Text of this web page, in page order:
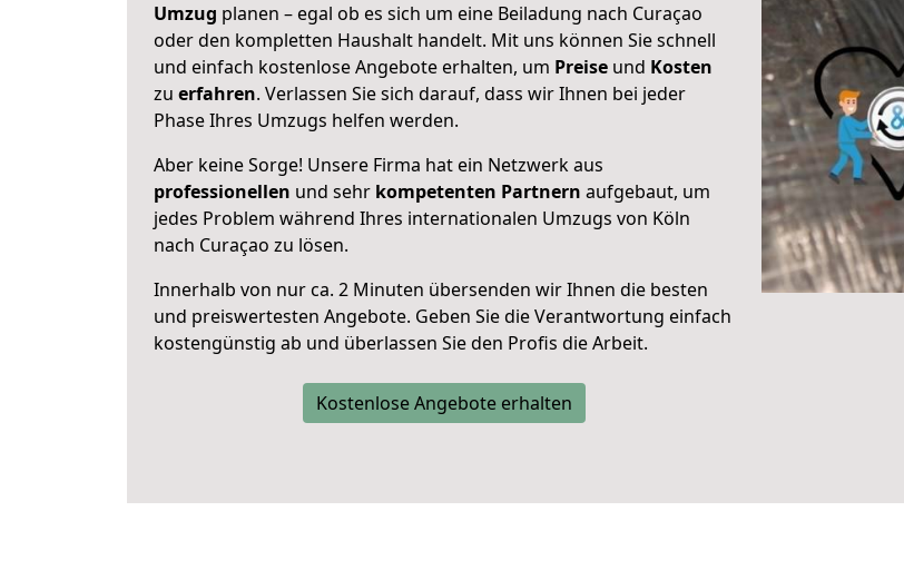
Umzug planen – egal ob es sich um eine Beiladung nach Curaçao
oder den kompletten Haushalt handelt. Mit uns können Sie schnell
und einfach kostenlose Angebote erhalten, um Preise und Kosten
zu erfahren. Verlassen Sie sich darauf, dass wir Ihnen bei jeder
Phase Ihres Umzugs helfen werden.
Aber keine Sorge! Unsere Firma hat ein Netzwerk aus
professionellen und sehr kompetenten Partnern aufgebaut, um
jedes Problem während Ihres internationalen Umzugs von Köln
nach Curaçao zu lösen.
Innerhalb von nur ca. 2 Minuten übersenden wir Ihnen die besten
und preiswertesten Angebote. Geben Sie die Verantwortung einfach
kostengünstig ab und überlassen Sie den Profis die Arbeit.
Kostenlose Angebote erhalten